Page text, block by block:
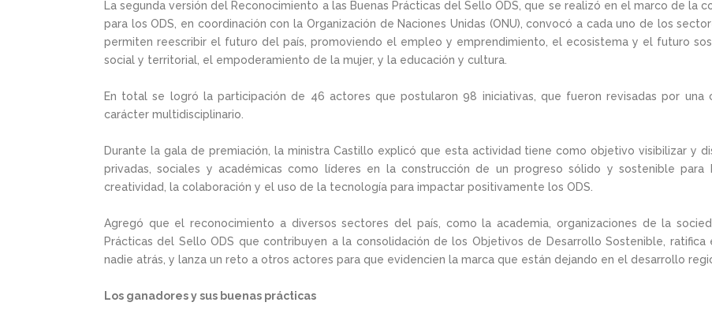
La segunda versión del Reconocimiento a las Buenas Prácticas del Sello ODS, que se realizó en el marco de la
para los ODS, en coordinación con la Organización de Naciones Unidas (ONU), convocó a cada uno de los
permiten reescribir el futuro del país, promoviendo el empleo y emprendimiento, el ecosistema y el futuro
social y territorial, el empoderamiento de la mujer, y la educación y cultura.
En total se logró la participación de 46 actores que postularon 98 iniciativas, que fueron revisadas por una
carácter multidisciplinario.
Durante la gala de premiación, la ministra Castillo explicó que esta actividad tiene como objetivo visibilizar y
privadas, sociales y académicas como líderes en la construcción de un progreso sólido y sostenible para
creatividad, la colaboración y el uso de la tecnología para impactar positivamente los ODS.
Agregó que el reconocimiento a diversos sectores del país, como la academia, organizaciones de la
Prácticas del Sello ODS que contribuyen a la consolidación de los Objetivos de Desarrollo Sostenible,
nadie atrás, y lanza un reto a otros actores para que evidencien la marca que están dejando en el desarrollo
Los ganadores y sus buenas prácticas